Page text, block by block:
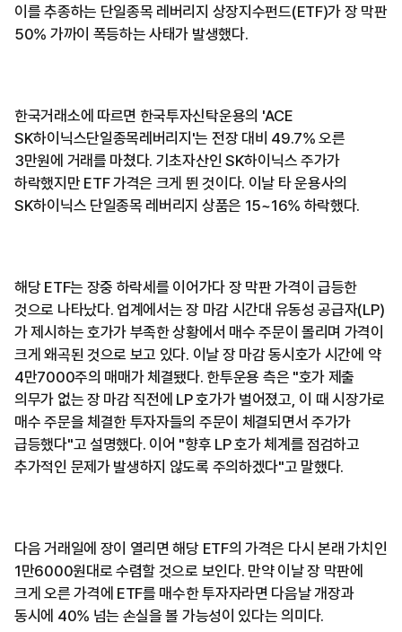
이를 추종하는 단일종목 레버리지 상장지수펀드(ETF)가 장 막판
50% 가까이 폭등하는 사태가 발생했다.
한국거래소에 따르면 한국투자신탁운용의 'ACE
SK하이닉스단일종목레버리지'는 전장 대비 49.7% 오른
3만원에 거래를 마쳤다. 기초자산인 SK하이닉스 주가가
하락했지만 ETF 가격은 크게 뛴 것이다. 이날 타 운용사의
SK하이닉스 단일종목 레버리지 상품은 15~16% 하락했다.
해당 ETF는 장중 하락세를 이어가다 장 막판 가격이 급등한
것으로 나타났다. 업계에서는 장 마감 시간대 유동성 공급자(LP)
가 제시하는 호가가 부족한 상황에서 매수 주문이 몰리며 가격이
크게 왜곡된 것으로 보고 있다. 이날 장 마감 동시호가 시간에 약
4만7000주의 매매가 체결됐다. 한투운용 측은 "호가 제출
의무가 없는 장 마감 직전에 LP 호가가 벌어졌고, 이 때 시장가로
매수 주문을 체결한 투자자들의 주문이 체결되면서 주가가
급등했다"고 설명했다. 이어 "향후 LP 호가 체계를 점검하고
추가적인 문제가 발생하지 않도록 주의하겠다"고 말했다.
다음 거래일에 장이 열리면 해당 ETF의 가격은 다시 본래 가치인
1만6000원대로 수렴할 것으로 보인다. 만약 이날 장 막판에
크게 오른 가격에 ETF를 매수한 투자자라면 다음날 개장과
동시에 40% 넘는 손실을 볼 가능성이 있다는 의미다.